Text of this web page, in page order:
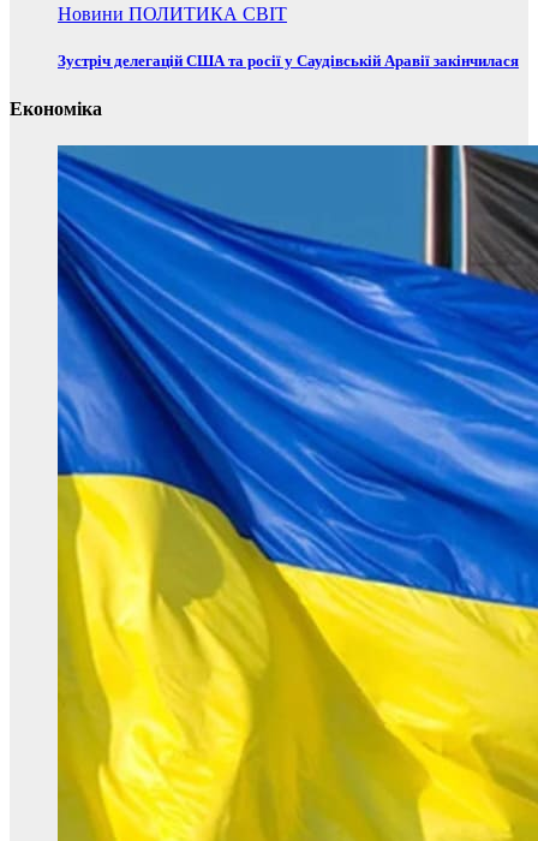
Новини ПОЛИТИКА СВІТ
Зустріч делегацій США та росії у Саудівській Аравії закінчилася
Економіка